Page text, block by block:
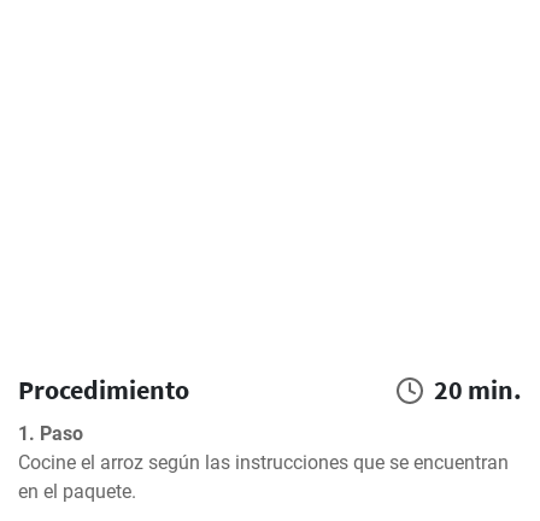
Procedimiento 20 min.
1. Paso
Cocine el arroz según las instrucciones que se encuentran
en el paquete.